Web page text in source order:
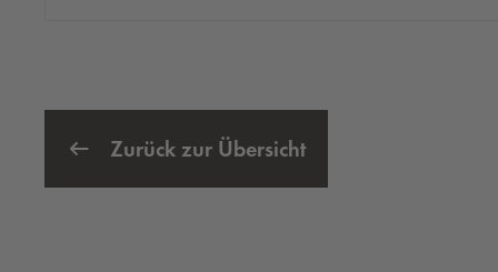
Zurück zur Übersicht